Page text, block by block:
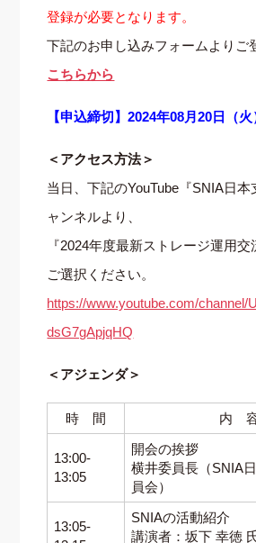
登録が必要となります。
下記のお申し込みフォームよりご
こちらから
【申込締切】2024年08月20日（
＜アクセス方法＞
当日、下記のYouTube『SNIA日本
ャンネルより、
『2024年度最新ストレージ運用
ご選択ください。
https://www.youtube.com/channel/
dsG7gApjqHQ
＜アジェンダ＞
時 間 内
13:00-
13:05
開会の挨拶
横井委員長（SNIA
員会）
13:05-
SNIAの活動紹介
講演者：坂下 幸徳